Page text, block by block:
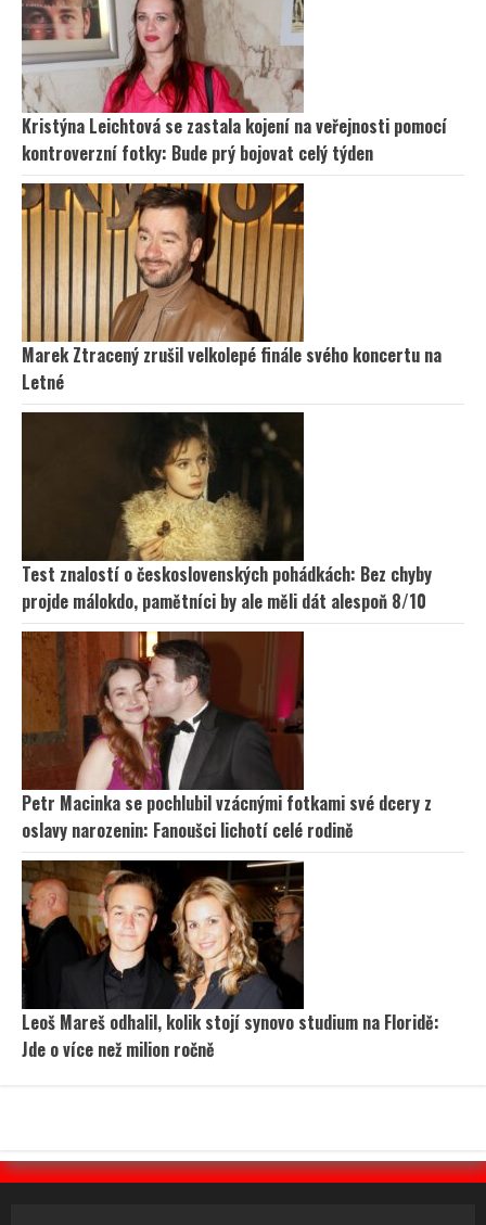
Kristýna Leichtová se zastala kojení na veřejnosti pomocí
kontroverzní fotky: Bude prý bojovat celý týden
Marek Ztracený zrušil velkolepé finále svého koncertu na
Letné
Test znalostí o československých pohádkách: Bez chyby
projde málokdo, pamětníci by ale měli dát alespoň 8/10
Petr Macinka se pochlubil vzácnými fotkami své dcery z
oslavy narozenin: Fanoušci lichotí celé rodině
Leoš Mareš odhalil, kolik stojí synovo studium na Floridě:
Jde o více než milion ročně